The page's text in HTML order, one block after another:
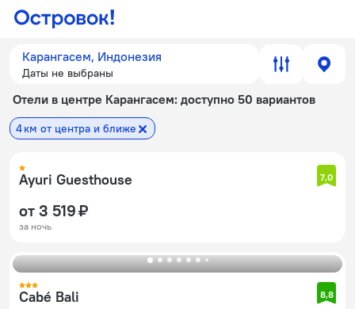
Карангасем, Индонезия
Даты не выбраны
Отели в центре Карангасем: доступно 50 вариантов
4 км от центра и ближе
Ayuri Guesthouse 7,0
от 3 519 ₽
за ночь
Cabé Bali 8,8